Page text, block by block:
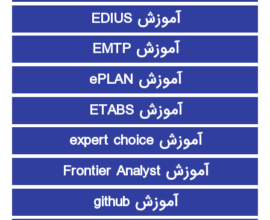
آموزش EDIUS
آموزش EMTP
آموزش ePLAN
آموزش ETABS
آموزش expert choice
آموزش Frontier Analyst
آموزش github